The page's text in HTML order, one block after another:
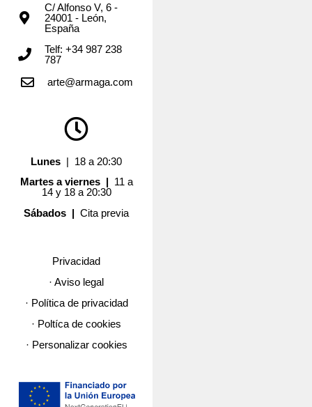
C/ Alfonso V, 6 -
24001 - León,
España
Telf: +34 987 238
787
arte@armaga.com
Lunes | 18 a 20:30
Martes a viernes | 11 a
14 y 18 a 20:30
Sábados |Cita previa
Privacidad
· Aviso legal
· Política de privacidad
· Poltíca de cookies
· Personalizar cookies